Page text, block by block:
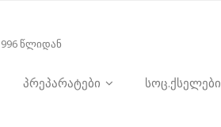
წლიდან
პრეპარატები სოც.ქსელები